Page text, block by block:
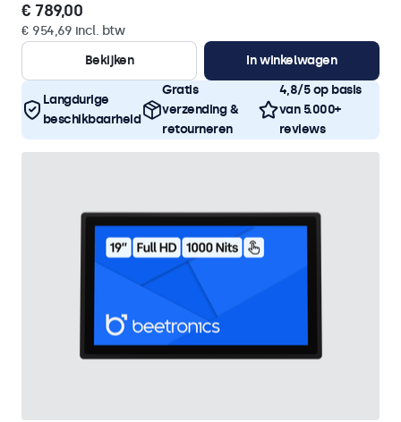
€ 789,00
€ 954,69 incl. btw
Bekijken
In winkelwagen
Langdurige
beschikbaarheid
Gratis
verzending &
retourneren
4,8/5 op basis
van 5.000+
reviews